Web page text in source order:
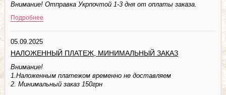
Внимание! Отправка Укрпочтой 1-3 дня от оплаты заказа.
Подробнее
05.09.2025
НАЛОЖЕННЫЙ ПЛАТЕЖ, МИНИМАЛЬНЫЙ ЗАКАЗ
Внимание!
1.Наложенным платежом временно не доставляем
2. Минимальный заказ 150грн